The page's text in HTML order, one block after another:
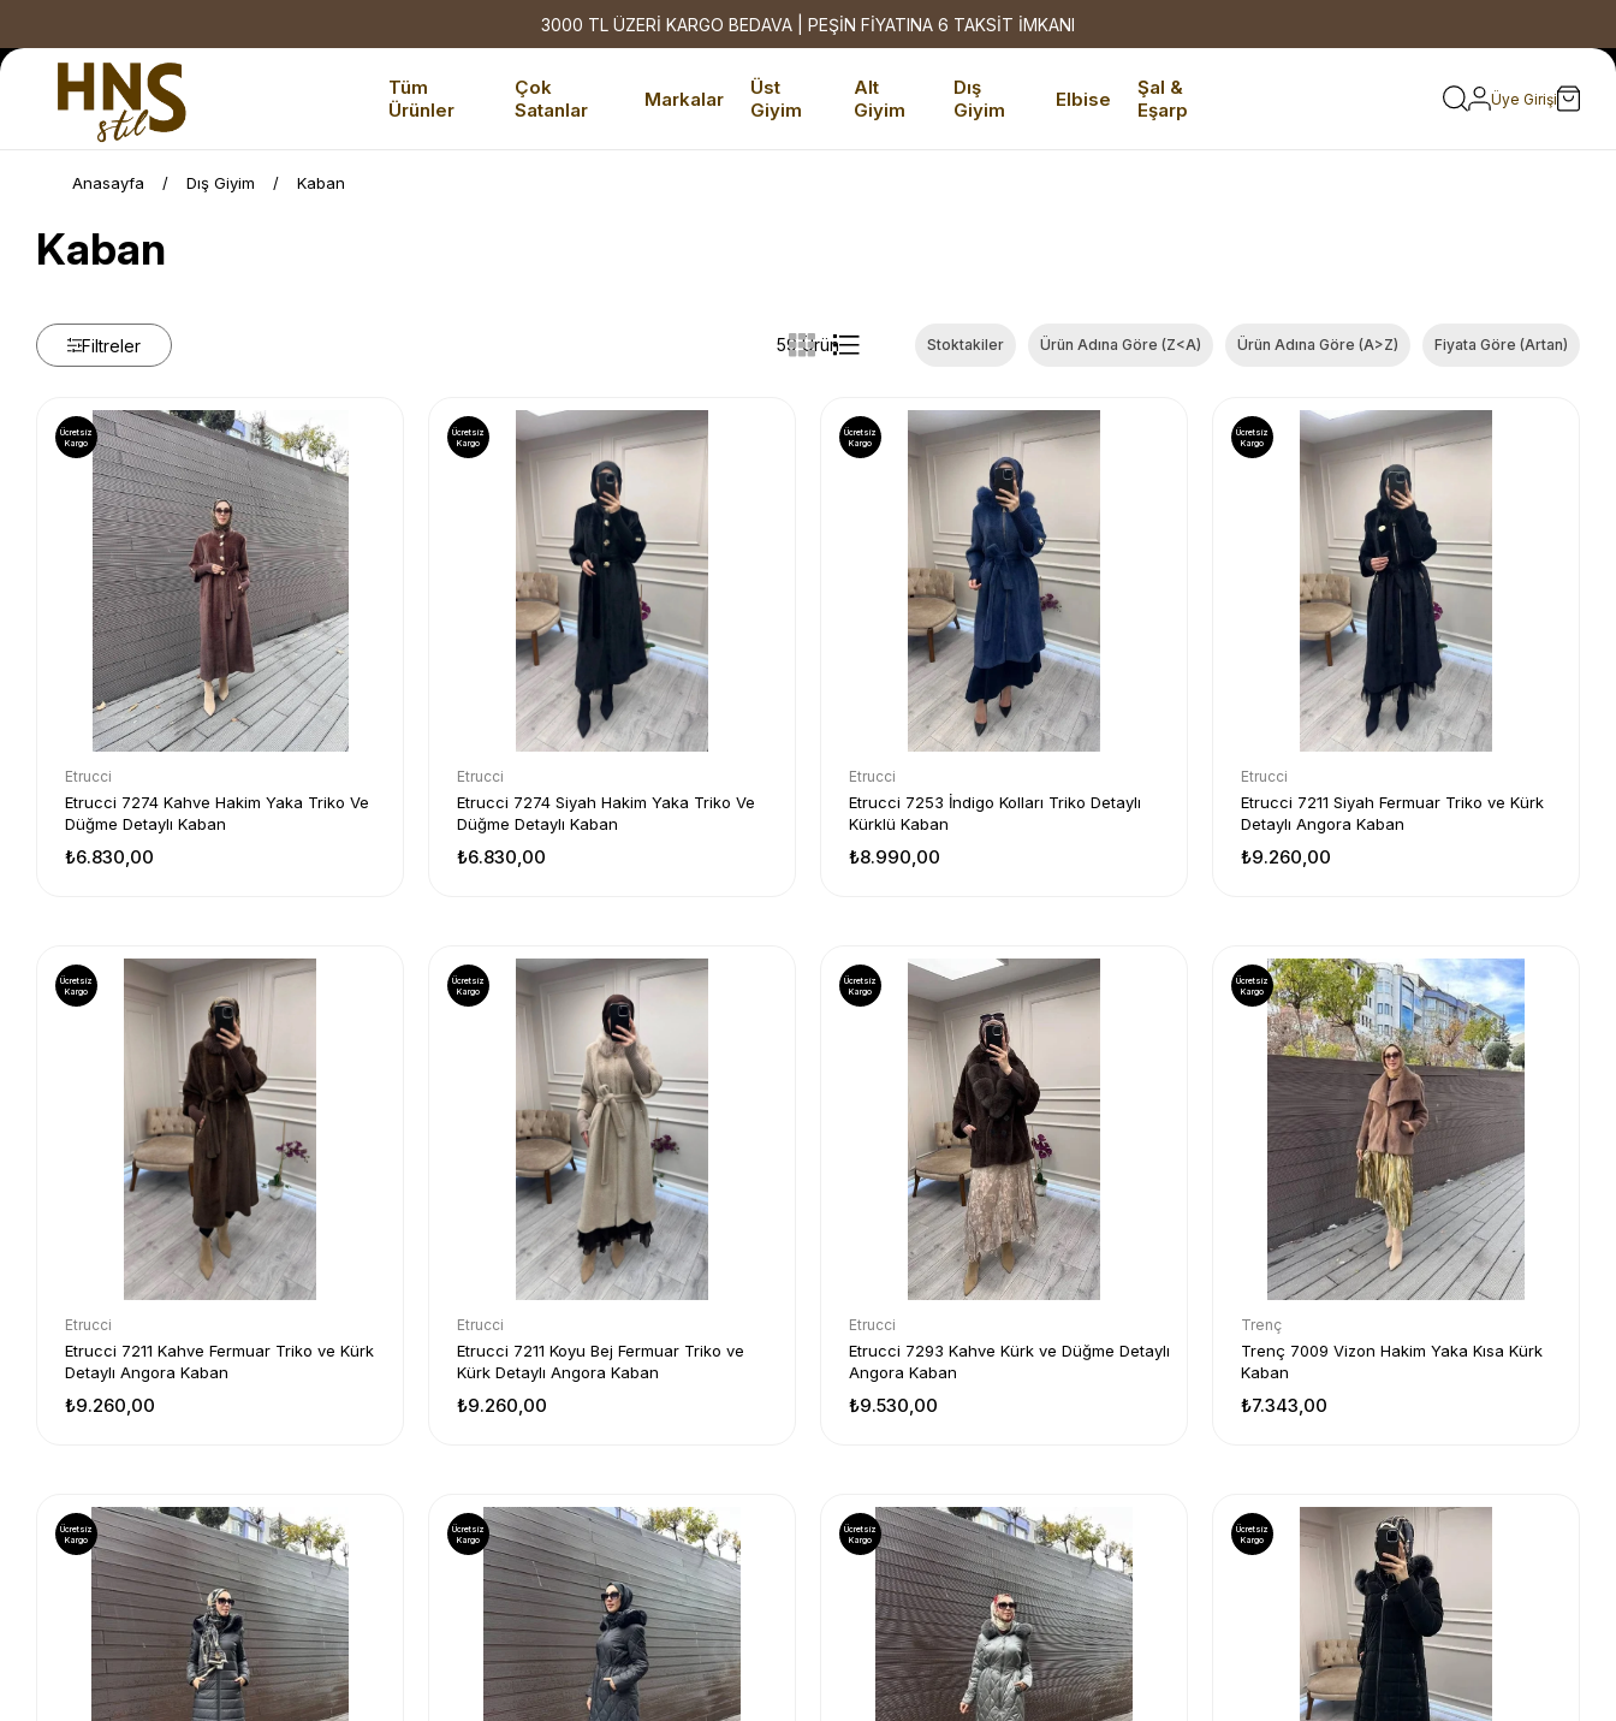
3000 TL ÜZERİ KARGO BEDAVA | PEŞİN FİYATINA 6 TAKSİT İMKANI
Tüm
Ürünler
Çok
Satanlar
Markalar
Üst
Giyim
Alt
Giyim
Dış
Giyim
Elbise
Şal &
Eşarp
Üye Girişi
Anasayfa Dış Giyim Kaban
Kaban
Fiyata Göre (Artan)
Ürün Adına Göre (A>Z)
Ürün Adına Göre (Z<A)
Stoktakiler
59 Ürün
Filtreler
Etrucci
Etrucci 7274 Kahve Hakim Yaka Triko Ve
Düğme Detaylı Kaban
₺6.830,00
Ücretsiz
Kargo
Etrucci
Etrucci 7274 Siyah Hakim Yaka Triko Ve
Düğme Detaylı Kaban
₺6.830,00
Ücretsiz
Kargo
Etrucci
Etrucci 7253 İndigo Kolları Triko Detaylı
Kürklü Kaban
₺8.990,00
Ücretsiz
Kargo
Etrucci
Etrucci 7211 Siyah Fermuar Triko ve Kürk
Detaylı Angora Kaban
₺9.260,00
Ücretsiz
Kargo
Etrucci
Etrucci 7211 Kahve Fermuar Triko ve Kürk
Detaylı Angora Kaban
₺9.260,00
Ücretsiz
Kargo
Etrucci
Etrucci 7211 Koyu Bej Fermuar Triko ve
Kürk Detaylı Angora Kaban
₺9.260,00
Ücretsiz
Kargo
Etrucci
Etrucci 7293 Kahve Kürk ve Düğme Detaylı
Angora Kaban
₺9.530,00
Ücretsiz
Kargo
Trenç
Trenç 7009 Vizon Hakim Yaka Kısa Kürk
Kaban
₺7.343,00
Ücretsiz
Kargo
Ücretsiz
Kargo
Ücretsiz
Kargo
Ücretsiz
Kargo
Ücretsiz
Kargo